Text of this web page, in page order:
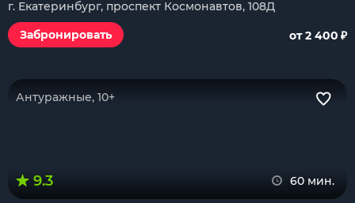
г. Екатеринбург, проспект Космонавтов, 108Д
Забронировать
от 2 400 ₽
Антуражные, 10+
9.3 60 мин.